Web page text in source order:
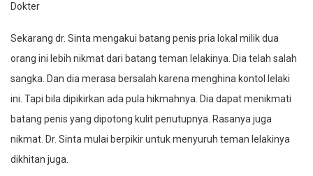
Dokter
Sekarang dr. Sinta mengakui batang penis pria lokal milik dua
orang ini lebih nikmat dari batang teman lelakinya. Dia telah salah
sangka. Dan dia merasa bersalah karena menghina kontol lelaki
ini. Tapi bila dipikirkan ada pula hikmahnya. Dia dapat menikmati
batang penis yang dipotong kulit penutupnya. Rasanya juga
nikmat. Dr. Sinta mulai berpikir untuk menyuruh teman lelakinya
dikhitan juga.